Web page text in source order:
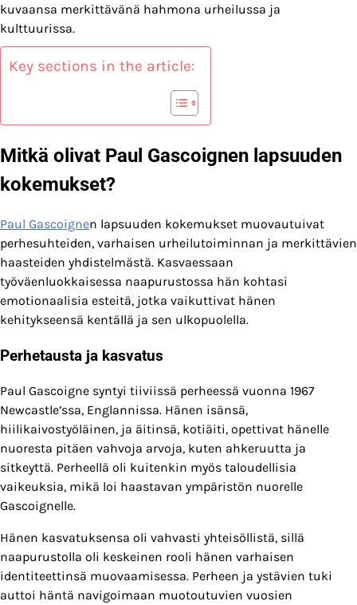
kuvaansa merkittävänä hahmona urheilussa ja
kulttuurissa.
Key sections in the article:
Mitkä olivat Paul Gascoignen lapsuuden
kokemukset?
Paul Gascoignen lapsuuden kokemukset muovautuivat
perhesuhteiden, varhaisen urheilutoiminnan ja merkittävien
haasteiden yhdistelmästä. Kasvaessaan
työväenluokkaisessa naapurustossa hän kohtasi
emotionaalisia esteitä, jotka vaikuttivat hänen
kehitykseensä kentällä ja sen ulkopuolella.
Perhetausta ja kasvatus
Paul Gascoigne syntyi tiiviissä perheessä vuonna 1967
Newcastle’ssa, Englannissa. Hänen isänsä,
hiilikaivostyöläinen, ja äitinsä, kotiäiti, opettivat hänelle
nuoresta pitäen vahvoja arvoja, kuten ahkeruutta ja
sitkeyttä. Perheellä oli kuitenkin myös taloudellisia
vaikeuksia, mikä loi haastavan ympäristön nuorelle
Gascoignelle.
Hänen kasvatuksensa oli vahvasti yhteisöllistä, sillä
naapurustolla oli keskeinen rooli hänen varhaisen
identiteettinsä muovaamisessa. Perheen ja ystävien tuki
auttoi häntä navigoimaan muotoutuvien vuosien